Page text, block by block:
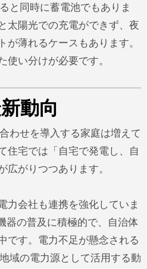
と同時に蓄電池でもありま
太陽光での充電ができず、夜
が薄れるケースもあります。
使い分けが必要です。
動向
わせを導入する家庭は増えて
住宅では「自宅で発電し、自
広がりつつあります。
力会社も連携を強化していま
器の普及に積極的で、自治体
です。電力不足が懸念される
域の電力源として活用する動